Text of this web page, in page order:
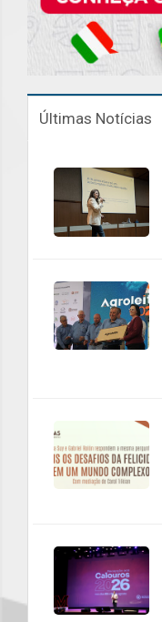
Últimas Notícias